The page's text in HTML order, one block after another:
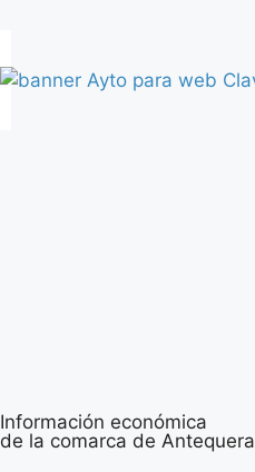
Información económica
de la comarca de Antequera